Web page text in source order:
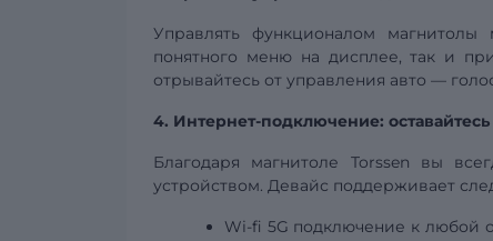
Управлять функционалом
понятного меню на дисплее, так и
отрывайтесь от управления авто —
4. Интернет-подключение:
Благодаря магнитоле Torssen вы
устройством. Девайс поддерживает
Wi-fi 5G подключение к любой